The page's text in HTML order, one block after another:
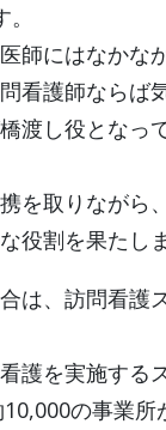
師にはなかな
看護師ならば
渡し役となっ
を取りながら
役割を果たしま
は、訪問看護
護を実施する
の事業